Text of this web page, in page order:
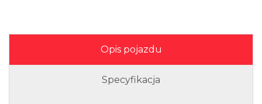
Opis pojazdu
Specyfikacja